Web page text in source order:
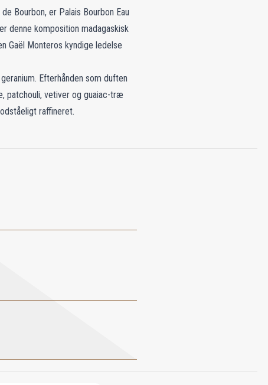
Bourbon, er Palais Bourbon Eau
denne komposition madagaskisk
Gaël Monteros kyndige ledelse
Efterhånden som duften
patchouli, vetiver og guaiac-træ
raffineret.